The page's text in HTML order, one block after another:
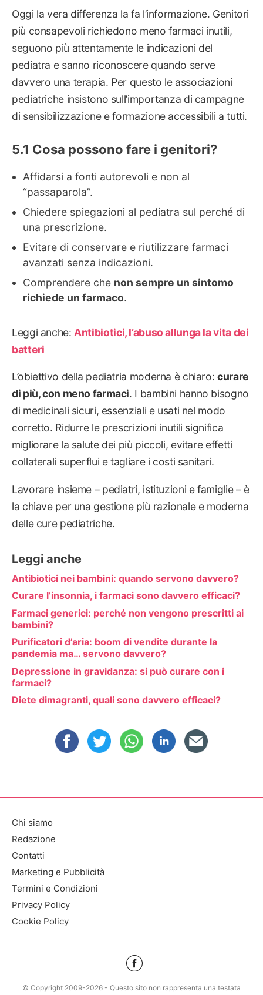
Oggi la vera differenza la fa l’informazione. Genitori
più consapevoli richiedono meno farmaci inutili,
seguono più attentamente le indicazioni del
pediatra e sanno riconoscere quando serve
davvero una terapia. Per questo le associazioni
pediatriche insistono sull’importanza di campagne
di sensibilizzazione e formazione accessibili a tutti.
Cosa possono fare i genitori?
Affidarsi a fonti autorevoli e non al
“passaparola”.
Chiedere spiegazioni al pediatra sul perché di
una prescrizione.
Evitare di conservare e riutilizzare farmaci
avanzati senza indicazioni.
Comprendere che non sempre un sintomo
richiede un farmaco.
Leggi anche: Antibiotici, l’abuso allunga la vita dei
batteri
L’obiettivo della pediatria moderna è chiaro: curare
di più, con meno farmaci. I bambini hanno bisogno
di medicinali sicuri, essenziali e usati nel modo
corretto. Ridurre le prescrizioni inutili significa
migliorare la salute dei più piccoli, evitare effetti
collaterali superflui e tagliare i costi sanitari.
Lavorare insieme – pediatri, istituzioni e famiglie – è
la chiave per una gestione più razionale e moderna
delle cure pediatriche.
Leggi anche
Antibiotici nei bambini: quando servono davvero?
Curare l’insonnia, i farmaci sono davvero efficaci?
Farmaci generici: perché non vengono prescritti ai
bambini?
Purificatori d’aria: boom di vendite durante la
pandemia ma… servono davvero?
Depressione in gravidanza: si può curare con i
farmaci?
Diete dimagranti, quali sono davvero efficaci?
Chi siamo
Redazione
Contatti
Marketing e Pubblicità
Termini e Condizioni
Privacy Policy
Cookie Policy
© Copyright 2009-2026 - Questo sito non rappresenta una testata